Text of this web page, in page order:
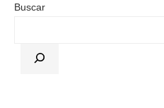
Buscar